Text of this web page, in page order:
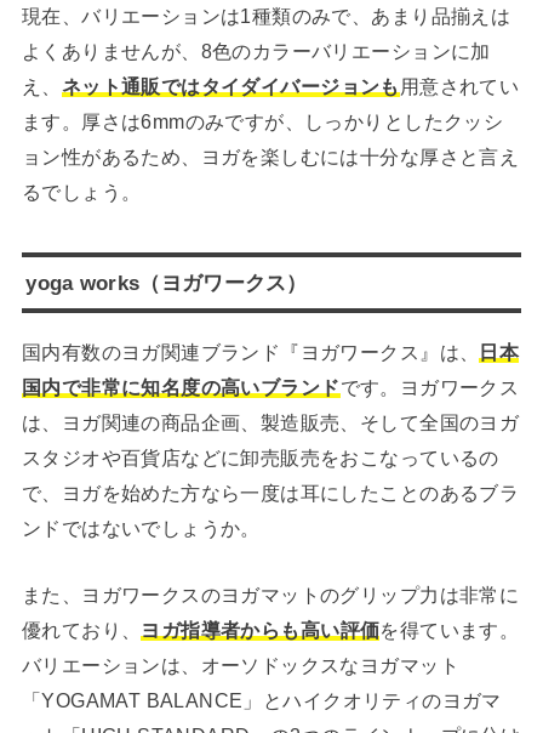
現在、バリエーションは1種類のみで、あまり品揃えは
よくありませんが、8色のカラーバリエーションに加
え、 ネット通販ではタイダイバージョンも 用意されてい
ます。厚さは6mmのみですが、しっかりとしたクッシ
ョン性があるため、ヨガを楽しむには十分な厚さと言え
るでしょう。
yoga works（ヨガワークス）
国内有数のヨガ関連ブランド『ヨガワークス』は、
日本
国内で非常に知名度の高いブランドです。ヨガワークス
は、ヨガ関連の商品企画、製造販売、そして全国のヨガ
スタジオや百貨店などに卸売販売をおこなっているの
で、ヨガを始めた方なら一度は耳にしたことのあるブラ
ンドではないでしょうか。
また、ヨガワークスのヨガマットのグリップ力は非常に
優れており、 ヨガ指導者からも高い評価を得ています。
バリエーションは、オーソドックスなヨガマット
「YOGAMAT BALANCE」とハイクオリティのヨガマ